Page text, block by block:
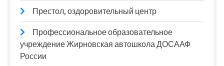
Престол, оздоровительный центр
Профессиональное образовательное
учреждение Жирновская автошкола ДОСААФ
России